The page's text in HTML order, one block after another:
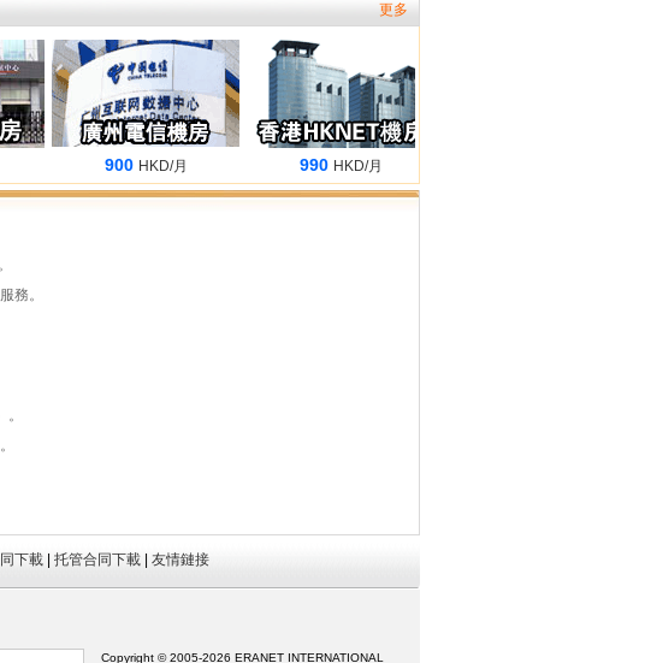
更多
900HKD/月 990HKD/月
務。
下載| 托管合同下載| 友情鏈接
Copyright © 2005-2026 ERANET INTERNATIONAL